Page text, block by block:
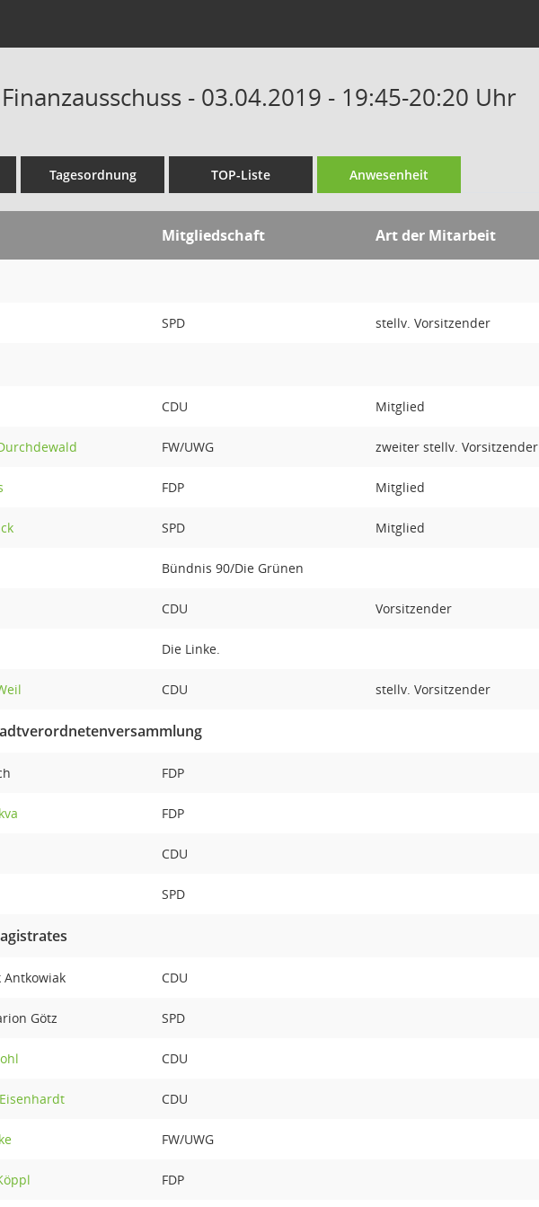
- 03.04.2019 - 19:45-20:20 Uhr
Tagesordnung TOP-Liste Anwesenheit
Mitgliedschaft Art der Mitarbeit
SPD stellv. Vorsitzender
CDU Mitglied
FW/UWG zweiter stellv. Vorsitzender
FDP Mitglied
SPD Mitglied
Bündnis 90/Die Grünen
CDU Vorsitzender
Die Linke.
CDU stellv. Vorsitzender
FDP
FDP
CDU
SPD
CDU
Götz SPD
CDU
CDU
FW/UWG
FDP